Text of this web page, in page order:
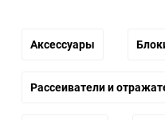
Аксессуары
Рассеиватели и